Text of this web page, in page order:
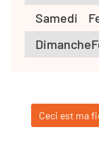
Samedi
Dimanche
Ceci est ma